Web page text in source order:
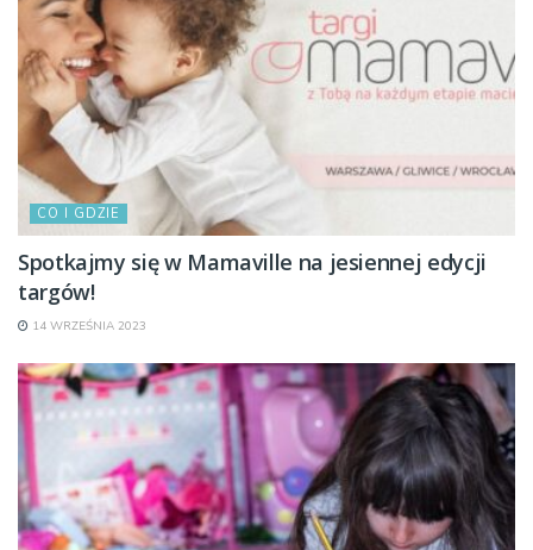
CO I GDZIE
Spotkajmy się w Mamaville na jesiennej edycji
targów!
14 WRZEŚNIA 2023